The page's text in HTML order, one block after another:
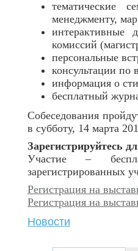
тематические
менеджменту,
интерактивные
комиссий
персональные
консультации
информация о
бесплатный
Собеседования
в субботу, 14 марта
Зарегистрируйтесь
Участие –
зарегистрированных
Регистрация на
Регистрация на
Новости